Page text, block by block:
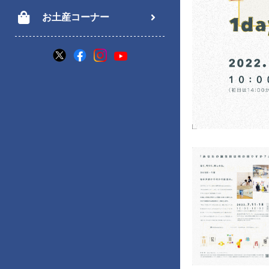
お土産コーナー